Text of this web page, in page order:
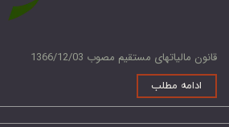
قانون مالیاتهای مستقیم مصوب 1366/12/03
ادامه مطلب